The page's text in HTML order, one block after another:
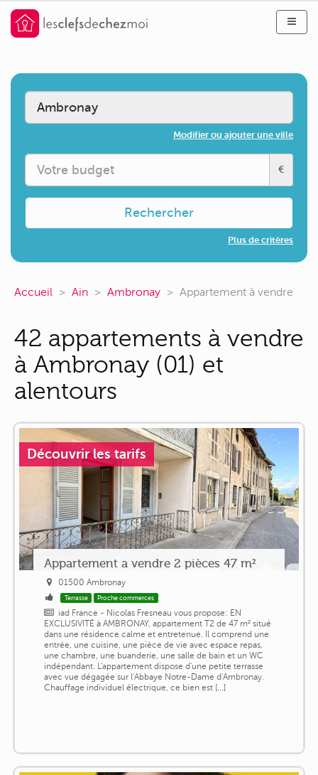
Modifier ou ajouter une ville
€
Rechercher
Plus de critères
Accueil Ain Ambronay Appartement à vendre
42 appartements à vendre
à Ambronay (01) et
alentours
Découvrir les tarifs
Appartement a vendre 2 pièces 47 m²
01500 Ambronay
Terrasse Proche commerces
iad France - Nicolas Fresneau vous propose: EN
EXCLUSIVITÉ à AMBRONAY, appartement T2 de 47 m² situé
dans une résidence calme et entretenue. Il comprend une
entrée, une cuisine, une pièce de vie avec espace repas,
une chambre, une buanderie, une salle de bain et un WC
indépendant. L'appartement dispose d'une petite terrasse
avec vue dégagée sur l'Abbaye Notre-Dame d'Ambronay.
Chauffage individuel électrique, ce bien est [...]